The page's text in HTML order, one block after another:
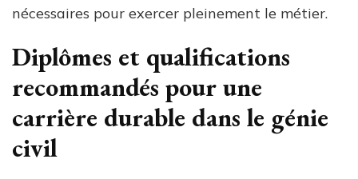
nécessaires pour exercer pleinement le métier.
Diplômes et qualifications
recommandés pour une
carrière durable dans le génie
civil